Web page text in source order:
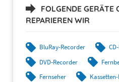
FOLGENDE GERÄTE
REPARIEREN WIR
BluRay-Recorder
DVD-Recorder
Fernseher